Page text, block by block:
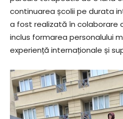
continuarea școlii pe durata
a fost realizată în colaborare
inclus formarea personalului
experiență internaționale și